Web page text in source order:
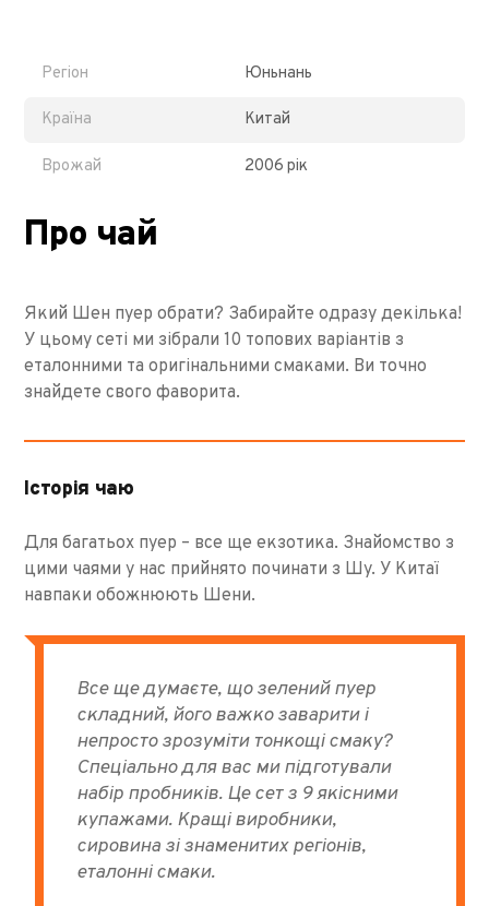
Регіон Юньнань
Країна Китай
Врожай 2006 рік
Про чай
Який Шен пуер обрати? Забирайте одразу декілька!
У цьому сеті ми зібрали 10 топових варіантів з
еталонними та оригінальними смаками. Ви точно
знайдете свого фаворита.
Історія чаю
Для багатьох пуер – все ще екзотика. Знайомство з
цими чаями у нас прийнято починати з Шу. У Китаї
навпаки обожнюють Шени.
Все ще думаєте, що зелений пуер
складний, його важко заварити і
непросто зрозуміти тонкощі смаку?
Спеціально для вас ми підготували
набір пробників. Це сет з 9 якісними
купажами. Кращі виробники,
сировина зі знаменитих регіонів,
еталонні смаки.